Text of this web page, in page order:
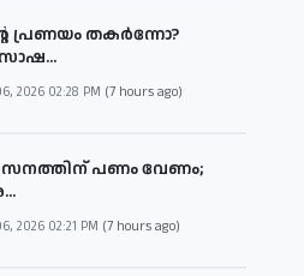
പ്രണയം തകർന്നോ?
2026 02:28 PM (7 hours ago)
പണം വേണം;
2026 02:21 PM (7 hours ago)